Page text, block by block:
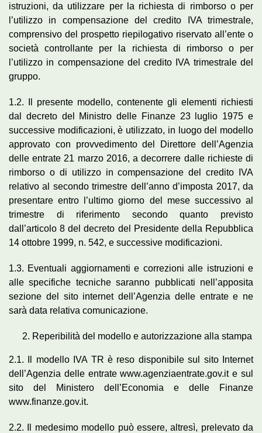
istruzioni, da utilizzare per la richiesta di rimborso o per
l’utilizzo in compensazione del credito IVA trimestrale,
comprensivo del prospetto riepilogativo riservato all’ente o
società controllante per la richiesta di rimborso o per
l’utilizzo in compensazione del credito IVA trimestrale del
gruppo.
1.2. Il presente modello, contenente gli elementi richiesti
dal decreto del Ministro delle Finanze 23 luglio 1975 e
successive modificazioni, è utilizzato, in luogo del modello
approvato con provvedimento del Direttore dell’Agenzia
delle entrate 21 marzo 2016, a decorrere dalle richieste di
rimborso o di utilizzo in compensazione del credito IVA
relativo al secondo trimestre dell’anno d’imposta 2017, da
presentare entro l’ultimo giorno del mese successivo al
trimestre di riferimento secondo quanto previsto
dall’articolo 8 del decreto del Presidente della Repubblica
14 ottobre 1999, n. 542, e successive modificazioni.
1.3. Eventuali aggiornamenti e correzioni alle istruzioni e
alle specifiche tecniche saranno pubblicati nell’apposita
sezione del sito internet dell’Agenzia delle entrate e ne
sarà data relativa comunicazione.
Reperibilità del modello e autorizzazione alla stampa
2.1. Il modello IVA TR è reso disponibile sul sito Internet
dell’Agenzia delle entrate www.agenziaentrate.gov.it e sul
sito del Ministero dell’Economia e delle Finanze
www.finanze.gov.it.
2.2. Il medesimo modello può essere, altresì, prelevato da